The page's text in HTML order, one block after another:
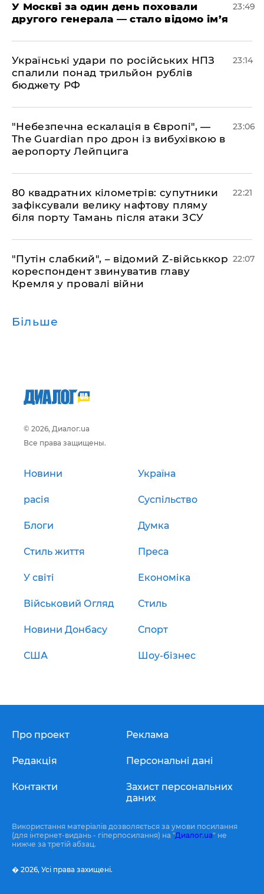
​У Москві за один день поховали
другого генерала — стало відомо ім’я
23:49
​Українські удари по російських НПЗ
спалили понад трильйон рублів
бюджету РФ
23:14
​"Небезпечна ескалація в Європі", —
The Guardian про дрон із вибухівкою в
аеропорту Лейпцига
23:06
​80 квадратних кілометрів: супутники
зафіксували велику нафтову пляму
біля порту Тамань після атаки ЗСУ
22:21
"Путін слабкий", – відомий Z-військкор
кореспондент звинуватив главу
Кремля у провалі війни
22:07
Більше
© 2026, Диалог.ua
Все права защищены.
Новини Україна
расія Суспільство
Блоги Думка
Стиль життя Преса
У світі Економіка
Військовий Огляд Стиль
Новини Донбасу Спорт
США Шоу-бізнес
Про проект
Редакція
Контакти
Реклама
Персональні дані
Захист персональних
даних
Використання матеріалів дозволяється за умови посилання
(для інтернет-видань - гіперпосилання) на "Диалог.ua" не
нижче за третій абзац.
� 2026, Усі права захищені.